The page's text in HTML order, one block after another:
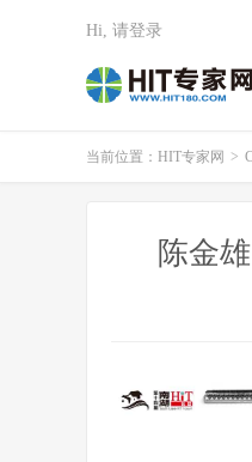
Hi, 请登录
当前位置： HIT专家网 >
陈金